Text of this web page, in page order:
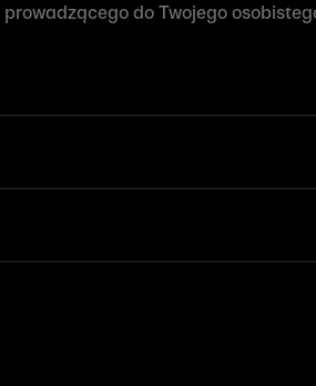
do Twojego